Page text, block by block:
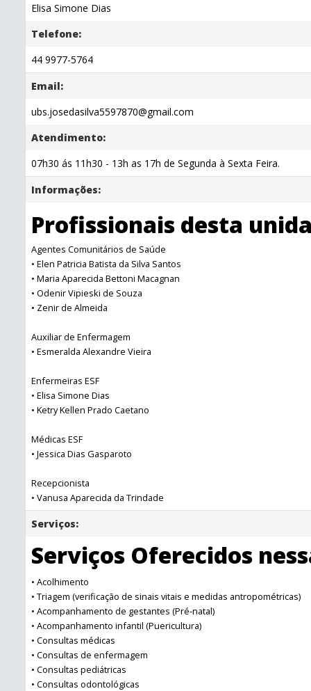
Elisa Simone Dias
Telefone:
44 9977-5764
Email:
ubs.josedasilva5597870@gmail.com
Atendimento:
07h30 ás 11h30 - 13h as 17h de Segunda à Sexta Feira.
Informações:
Profissionais desta
Agentes Comunitários de Saúde
• Elen Patricia Batista da Silva Santos
• Maria Aparecida Bettoni Macagnan
• Odenir Vipieski de Souza
• Zenir de Almeida
Auxiliar de Enfermagem
• Esmeralda Alexandre Vieira
Enfermeiras ESF
• Elisa Simone Dias
• Ketry Kellen Prado Caetano
Médicas ESF
• Jessica Dias Gasparoto
Recepcionista
• Vanusa Aparecida da Trindade
Serviços:
Serviços Oferecidos
• Acolhimento
• Triagem (verificação de sinais vitais e medidas antropométricas)
• Acompanhamento de gestantes (Pré-natal)
• Acompanhamento infantil (Puericultura)
• Consultas médicas
• Consultas de enfermagem
• Consultas pediátricas
• Consultas odontológicas